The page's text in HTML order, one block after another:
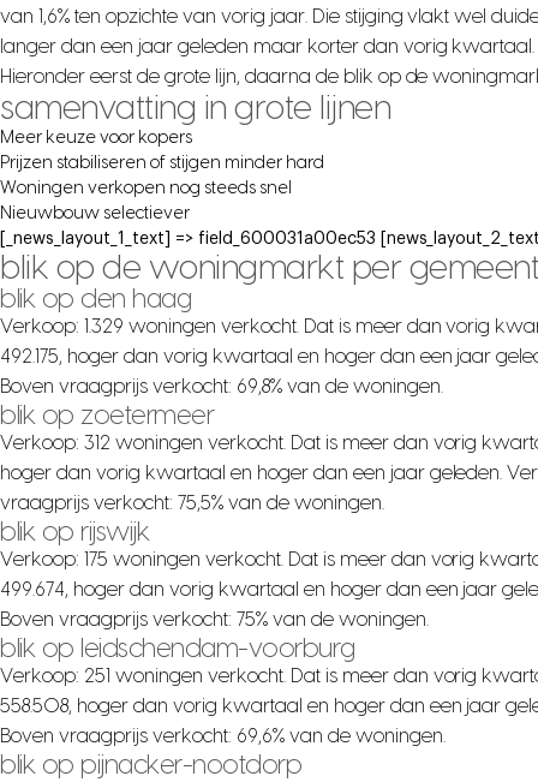
van 1,6% ten opzichte van vorig jaar. Die stijging vlakt wel
langer dan een jaar geleden maar korter dan vorig kwartaal.
Hieronder eerst de grote lijn, daarna de blik op de
samenvatting in grote lijnen
Meer keuze voor kopers
Prijzen stabiliseren of stijgen minder hard
Woningen verkopen nog steeds snel
Nieuwbouw selectiever
[_news_layout_1_text] => field_600031a00ec53
blik op de woningmarkt per
blik op den haag
Verkoop: 1.329 woningen verkocht. Dat is meer dan vorig
492.175, hoger dan vorig kwartaal en hoger dan een jaar
Boven vraagprijs verkocht: 69,8% van de woningen.
blik op zoetermeer
Verkoop: 312 woningen verkocht. Dat is meer dan vorig
hoger dan vorig kwartaal en hoger dan een jaar geleden.
vraagprijs verkocht: 75,5% van de woningen.
blik op rijswijk
Verkoop: 175 woningen verkocht. Dat is meer dan vorig
499.674, hoger dan vorig kwartaal en hoger dan een jaar
Boven vraagprijs verkocht: 75% van de woningen.
blik op leidschendam-voorburg
Verkoop: 251 woningen verkocht. Dat is meer dan vorig
558.508, hoger dan vorig kwartaal en hoger dan een jaar
Boven vraagprijs verkocht: 69,6% van de woningen.
blik op pijnacker-nootdorp